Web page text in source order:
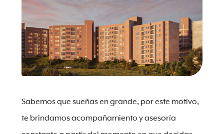
Sabemos que sueñas en grande, por este motivo,
te brindamos acompañamiento y asesoría